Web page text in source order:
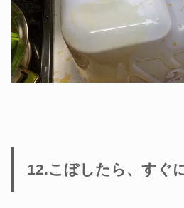
12.こぼしたら、すぐ